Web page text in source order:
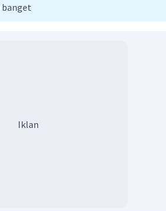
banget
Iklan